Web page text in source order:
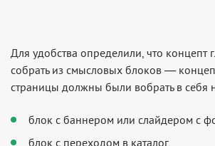
Для удобства определили, что концепт
собрать из смысловых блоков —
страницы должны были вобрать в себя
блок с баннером или слайдером с
блок с переходом в каталог,